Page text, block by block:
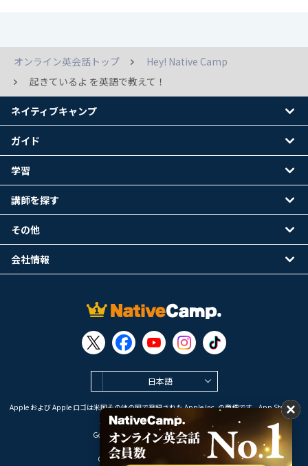
オンライン英会話トップ
Hey! Native Camp
起きているよ を英語で教えて！
日本語
Apple および Apple ロゴは米国その他の国で登録された Apple Inc. の商標です。App Store は
Apple Inc. のサービスマークです。
Google Play は Google LLC の商標です。
Copyright © 2026 オンライン英会話
ネイティブキャンプ
ガイド
学習
講師を探す
その他
会社情報